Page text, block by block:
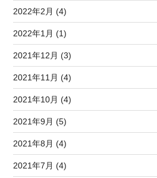
2022年2月 (4)
2022年1月 (1)
2021年12月 (3)
2021年11月 (4)
2021年10月 (4)
2021年9月 (5)
2021年8月 (4)
2021年7月 (4)